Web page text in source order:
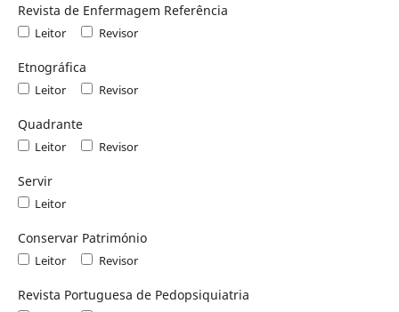
Revista de Enfermagem Referência
Leitor Revisor
Etnográfica
Leitor Revisor
Quadrante
Leitor Revisor
Servir
Leitor
Conservar Património
Leitor Revisor
Revista Portuguesa de Pedopsiquiatria